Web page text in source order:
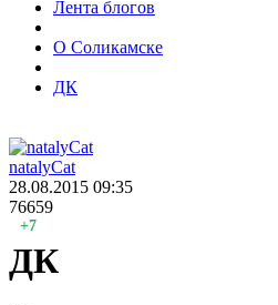
Лента блогов
О Соликамске
ДК
natalyCat
28.08.2015 09:35
76659
+7
ДК